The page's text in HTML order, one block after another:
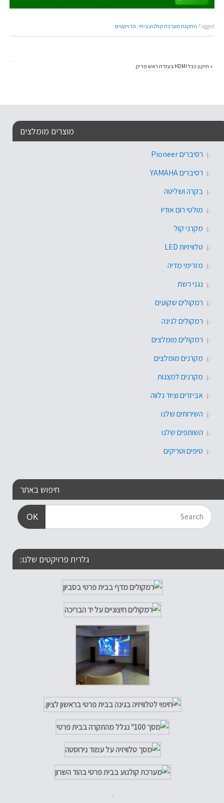
Tagged התקנת מערכת קולנוע ביתי, פרויקטים.
« תיקון כבל HDMI בעזרת ראש פריק
מוצרים מומלצים
רסיברים Pioneer
רסיברים YAMAHA
בקרה ושליטה
מולטי רום אודיו
מקרני קול
טלוויזיות LED
מזרימי מדיה
נגני רשת
רמקולים שקועים
רמקולים לגינה
רמקולים מומלצים
מקרנים מומלצים
מקרנים למצגות
אביזרים וציוד נלווה
השירותים שלנו
השותפים שלנו
טיפים וטריקים
חיפוש באתר
OK
גלרית פרויקטים שלנו: